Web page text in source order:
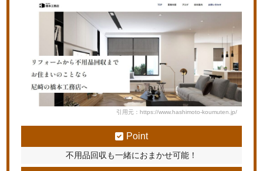
引用元：https://www.hashimoto-koumuten.jp/
Point
不用品回収も一緒におまかせ可能！